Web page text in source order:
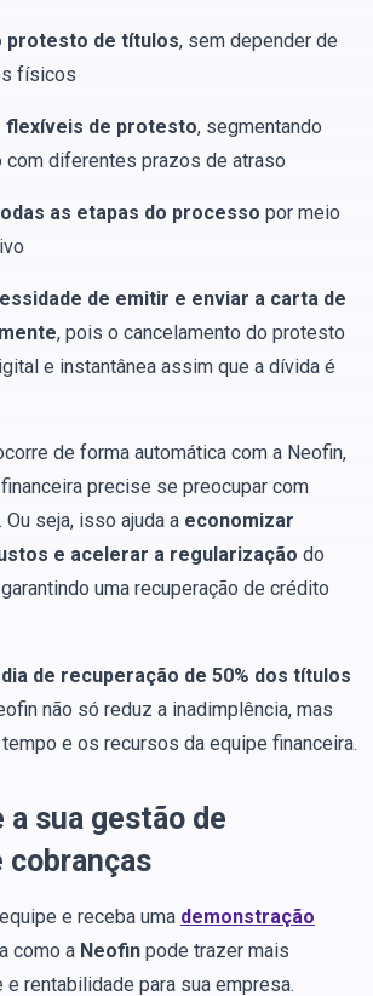
protesto de títulos, sem depender de
físicos
flexíveis de protesto, segmentando
com diferentes prazos de atraso
as etapas do processo por meio
de emitir e enviar a carta de
, pois o cancelamento do protesto
e instantânea assim que a dívida é
de forma automática com a Neofin,
precise se preocupar com
seja, isso ajuda a economizar
e acelerar a regularização do
uma recuperação de crédito
de recuperação de 50% dos títulos
não só reduz a inadimplência, mas
e os recursos da equipe financeira.
sua gestão de
e receba uma demonstração
como a Neofin pode trazer mais
rentabilidade para sua empresa.